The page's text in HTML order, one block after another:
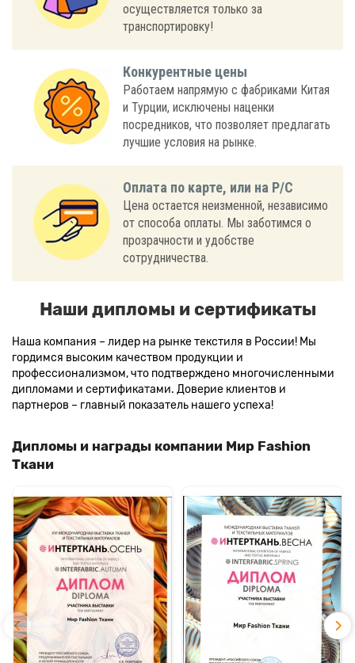
осуществляется только за
транспортировку!
Конкурентные цены
Работаем напрямую с фабриками Китая
и Турции, исключены наценки
посредников, что позволяет предлагать
лучшие условия на рынке.
Оплата по карте, или на Р/С
Цена остается неизменной, независимо
от способа оплаты. Мы заботимся о
прозрачности и удобстве
сотрудничества.
Наши дипломы и сертификаты
Наша компания – лидер на рынке текстиля в России! Мы
гордимся высоким качеством продукции и
профессионализмом, что подтверждено многочисленными
дипломами и сертификатами. Доверие клиентов и
партнеров – главный показатель нашего успеха!
Дипломы и награды компании Мир Fashion
Ткани